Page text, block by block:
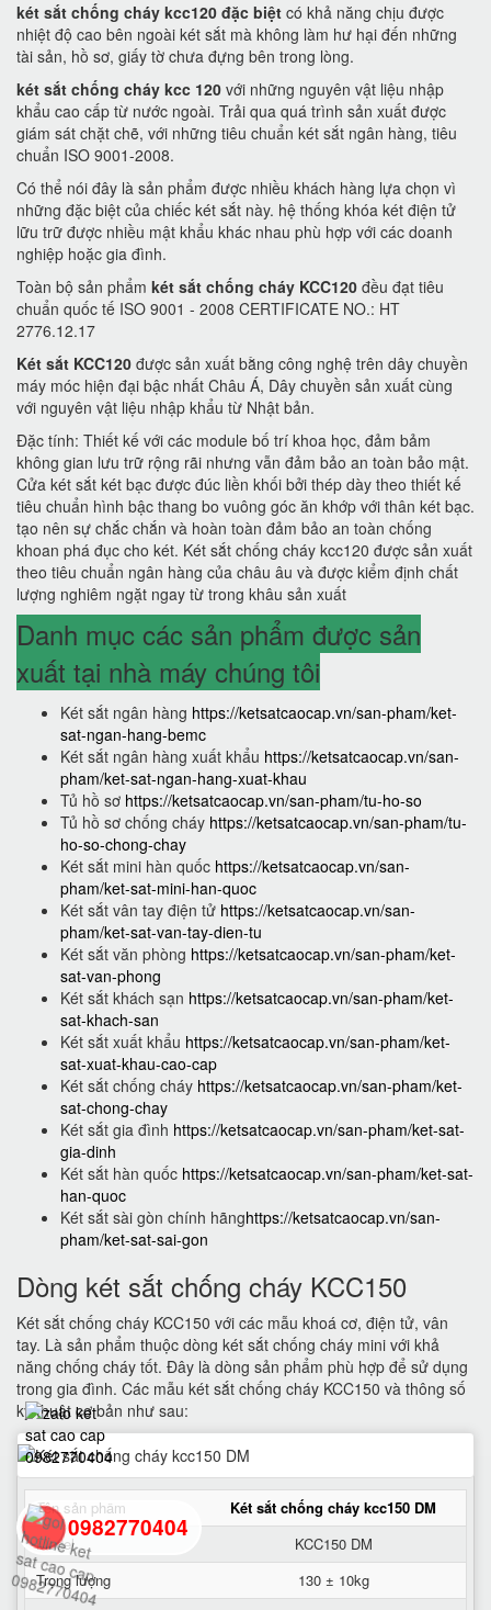
két sắt chống cháy kcc120 đặc biệt có khả năng chịu được
nhiệt độ cao bên ngoài két sắt mà không làm hư hại đến những
tài sản, hồ sơ, giấy tờ chưa đựng bên trong lòng.
két sắt chống cháy kcc 120 với những nguyên vật liệu nhập
khẩu cao cấp từ nước ngoài. Trải qua quá trình sản xuất được
giám sát chặt chẽ, với những tiêu chuẩn két sắt ngân hàng, tiêu
chuẩn ISO 9001-2008.
Có thể nói đây là sản phẩm được nhiều khách hàng lựa chọn vì
những đặc biệt của chiếc két sắt này. hệ thống khóa két điện tử
lữu trữ được nhiều mật khẩu khác nhau phù hợp với các doanh
nghiệp hoặc gia đình.
Toàn bộ sản phẩm két sắt chống cháy KCC120 đều đạt tiêu
chuẩn quốc tế ISO 9001 - 2008 CERTIFICATE NO.: HT
2776.12.17
Két sắt KCC120 được sản xuất bằng công nghệ trên dây chuyền
máy móc hiện đại bậc nhất Châu Á, Dây chuyền sản xuất cùng
với nguyên vật liệu nhập khẩu từ Nhật bản.
Đặc tính: Thiết kế với các module bố trí khoa học, đảm bảm
không gian lưu trữ rộng rãi nhưng vẫn đảm bảo an toàn bảo mật.
Cửa két sắt két bạc được đúc liền khối bởi thép dày theo thiết kế
tiêu chuẩn hình bậc thang bo vuông góc ăn khớp với thân két bạc.
tạo nên sự chắc chắn và hoàn toàn đảm bảo an toàn chống
khoan phá đục cho két. Két sắt chống cháy kcc120 được sản xuất
theo tiêu chuẩn ngân hàng của châu âu và được kiểm định chất
lượng nghiêm ngặt ngay từ trong khâu sản xuất
Danh mục các sản phẩm được sản
xuất tại nhà máy chúng tôi
Két sắt ngân hàng https://ketsatcaocap.vn/san-pham/ket-
sat-ngan-hang-bemc
Két sắt ngân hàng xuất khẩu https://ketsatcaocap.vn/san-
pham/ket-sat-ngan-hang-xuat-khau
Tủ hồ sơ https://ketsatcaocap.vn/san-pham/tu-ho-so
Tủ hồ sơ chống cháy https://ketsatcaocap.vn/san-pham/tu-
ho-so-chong-chay
Két sắt mini hàn quốc https://ketsatcaocap.vn/san-
pham/ket-sat-mini-han-quoc
Két sắt vân tay điện tử https://ketsatcaocap.vn/san-
pham/ket-sat-van-tay-dien-tu
Két sắt văn phòng https://ketsatcaocap.vn/san-pham/ket-
sat-van-phong
Két sắt khách sạn https://ketsatcaocap.vn/san-pham/ket-
sat-khach-san
Két sắt xuất khẩu https://ketsatcaocap.vn/san-pham/ket-
sat-xuat-khau-cao-cap
Két sắt chống cháy https://ketsatcaocap.vn/san-pham/ket-
sat-chong-chay
Két sắt gia đình https://ketsatcaocap.vn/san-pham/ket-sat-
gia-dinh
Két sắt hàn quốc https://ketsatcaocap.vn/san-pham/ket-sat-
han-quoc
Két sắt sài gòn chính hãnghttps://ketsatcaocap.vn/san-
pham/ket-sat-sai-gon
Dòng két sắt chống cháy KCC150
Két sắt chống cháy KCC150 với các mẫu khoá cơ, điện tử, vân
tay. Là sản phẩm thuộc dòng két sắt chống cháy mini với khả
năng chống cháy tốt. Đây là dòng sản phẩm phù hợp để sử dụng
trong gia đình. Các mẫu két sắt chống cháy KCC150 và thông số
kỹ thuật cơ bản như sau:
Tên sản phẩm
Két sắt chống cháy kcc150 DM
Model
KCC150 DM
Trọng lượng
130 ± 10kg
0982770404
back